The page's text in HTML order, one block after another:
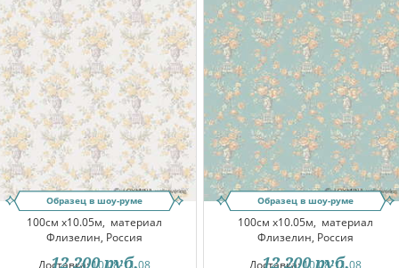
Образец в шоу-руме
100см x10.05м, материал
Флизелин, Россия
Доставка:10.08-11.08
12 200 руб.
Образец в шоу-руме
100см x10.05м, материал
Флизелин, Россия
Доставка:10.08-11.08
12 200 руб.